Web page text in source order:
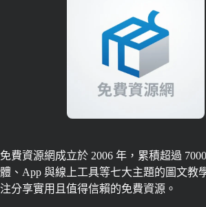
免費資源網成立於 2006 年，累積超過
體、App 與線上工具等七大主題的圖文教
注分享實用且值得信賴的免費資源。